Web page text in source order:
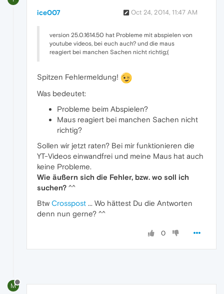
ice007 Oct 24, 2014, 11:47 AM
version 25.0.1614.50 hat Probleme mit abspielen von
youtube videos, bei euch auch? und die maus
reagiert bei manchen Sachen nicht richtig;(
Spitzen Fehlermeldung!
Was bedeutet:
Probleme beim Abspielen?
Maus reagiert bei manchen Sachen nicht
richtig?
Sollen wir jetzt raten? Bei mir funktionieren die
YT-Videos einwandfrei und meine Maus hat auch
keine Probleme.
Wie äußern sich die Fehler, bzw. wo soll ich
suchen? ^^
Btw Crosspost ... Wo hättest Du die Antworten
denn nun gerne? ^^
0
M